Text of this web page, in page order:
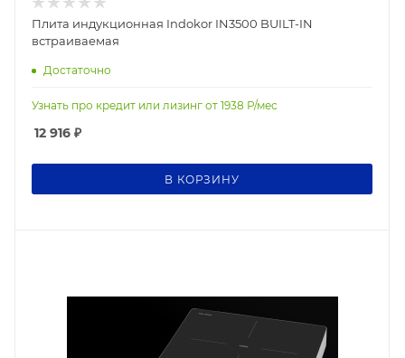
Плита индукционная Indokor IN3500 BUILT-IN
встраиваемая
Достаточно
Узнать про кредит или лизинг от 1938 Р/мес
12 916 ₽
В КОРЗИНУ